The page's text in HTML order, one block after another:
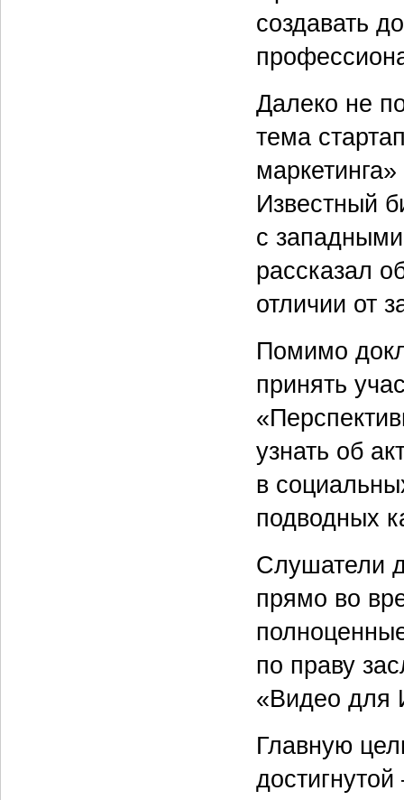
создавать
Далеко не
тема
Известный
с
рассказал
отличии от
Помимо
принять
узнать об
в
подводных
Слушатели
прямо во
по праву
«Видео для
Главную